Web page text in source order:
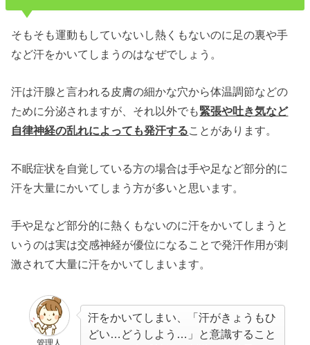
そもそも運動もしていないし熱くもないのに足の裏や手
など汗をかいてしまうのはなぜでしょう。
汗は汗腺と言われる皮膚の細かな穴から体温調節などの
ために分泌されますが、それ以外でも緊張や吐き気など
自律神経の乱れによっても発汗することがあります。
不眠症状を自覚している方の場合は手や足など部分的に
汗を大量にかいてしまう方が多いと思います。
手や足など部分的に熱くもないのに汗をかいてしまうと
いうのは実は交感神経が優位になることで発汗作用が刺
激されて大量に汗をかいてしまいます。
汗をかいてしまい、「汗がきょうもひ
どい…どうしよう…」と意識すること